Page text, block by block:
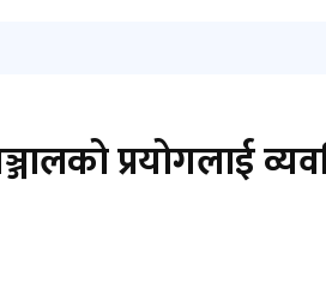
प्रयोगलाई व्यवस्थित गर्ने सम्बन्धमा
प्रयोगलाई